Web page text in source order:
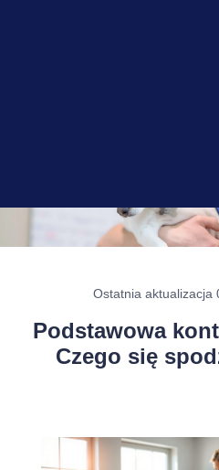
Ostatnia aktualizacja
Podstawowa
Czego się